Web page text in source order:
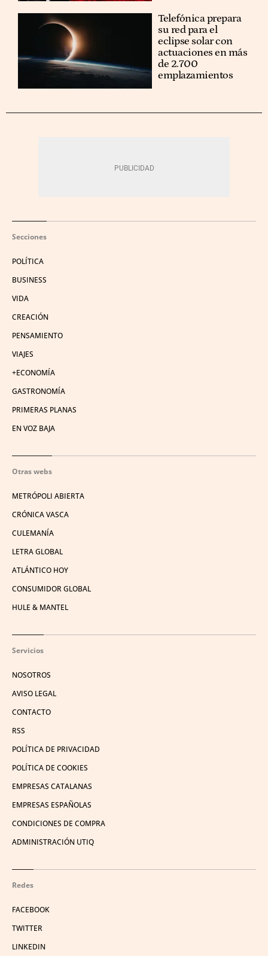
Telefónica prepara
su red para el
eclipse solar con
actuaciones en más
de 2.700
emplazamientos
Secciones
POLÍTICA
BUSINESS
VIDA
CREACIÓN
PENSAMIENTO
VIAJES
+ECONOMÍA
GASTRONOMÍA
PRIMERAS PLANAS
EN VOZ BAJA
Otras webs
METRÓPOLI ABIERTA
CRÓNICA VASCA
CULEMANÍA
LETRA GLOBAL
ATLÁNTICO HOY
CONSUMIDOR GLOBAL
HULE & MANTEL
Servicios
NOSOTROS
AVISO LEGAL
CONTACTO
RSS
POLÍTICA DE PRIVACIDAD
POLÍTICA DE COOKIES
EMPRESAS CATALANAS
EMPRESAS ESPAÑOLAS
CONDICIONES DE COMPRA
ADMINISTRACIÓN UTIQ
Redes
FACEBOOK
TWITTER
LINKEDIN